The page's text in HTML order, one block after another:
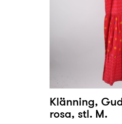
Klänning,
rosa, stl. M.